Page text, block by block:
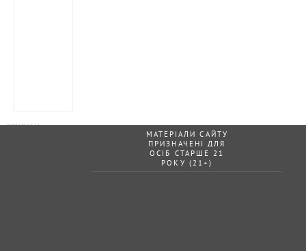
МАТЕРІАЛИ САЙТУ
ПРИЗНАЧЕНІ ДЛЯ
ОСІБ СТАРШЕ 21
РОКУ (21+)